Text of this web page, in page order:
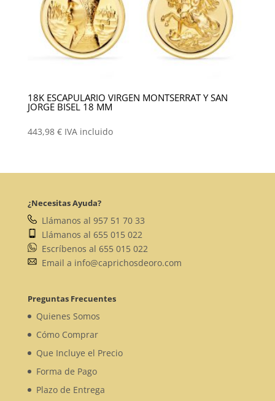
18K ESCAPULARIO VIRGEN MONTSERRAT Y SAN
JORGE BISEL 18 MM
443,98 € IVA incluido
¿Necesitas Ayuda?
Llámanos al 957 51 70 33
Llámanos al 655 015 022
Escríbenos al 655 015 022
Email a info@caprichosdeoro.com
Preguntas Frecuentes
Quienes Somos
Cómo Comprar
Que Incluye el Precio
Forma de Pago
Plazo de Entrega